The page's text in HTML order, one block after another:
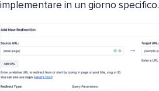
implementare in un giorno specifico.